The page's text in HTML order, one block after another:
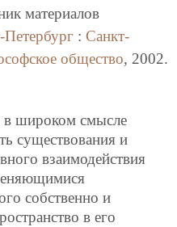
материалов
Петербург : Санкт-
общество, 2002.
в широком смысле
существования и
взаимодействия
собственно и
в его